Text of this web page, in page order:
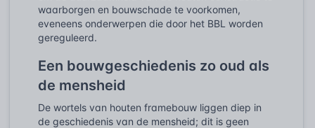
waarborgen en bouwschade te voorkomen,
eveneens onderwerpen die door het BBL worden
gereguleerd.
Een bouwgeschiedenis zo oud als
de mensheid
De wortels van houten framebouw liggen diep in
de geschiedenis van de mensheid; dit is geen